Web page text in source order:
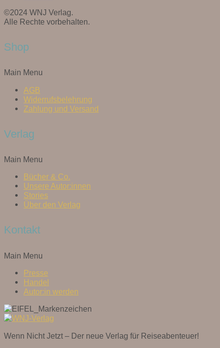
©2024 WNJ Verlag.
Alle Rechte vorbehalten.
Shop
Main Menu
AGB
Widerrufsbelehrung
Zahlung und Versand
Verlag
Main Menu
Bücher & Co.
Unsere Autor:innen
Stories
Über den Verlag
Kontakt
Main Menu
Presse
Handel
Autor:in werden
Wenn Nicht Jetzt – Der neue Verlag für Reiseabenteuer!